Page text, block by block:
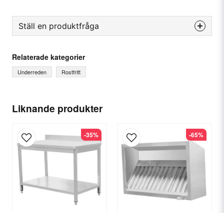
Liknande produkter
-35% -65%
Ställ en produktfråga
Fråga oss något om denna produkten...
Ditt namn
email
E-postadress
Ja, ni får publicera min fråga
Relaterade kategorier
Underreden Rostfritt